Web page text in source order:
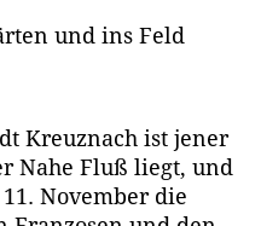
und ins Feld
Kreuznach ist jener
Nahe Fluß liegt, und
November die